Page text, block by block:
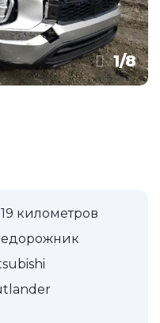
1/8
километров